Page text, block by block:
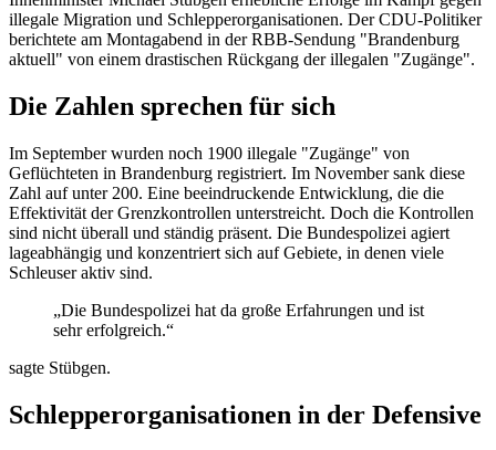
illegale Migration und Schlepperorganisationen. Der CDU-Politiker
berichtete am Montagabend in der RBB-Sendung "Brandenburg
aktuell" von einem drastischen Rückgang der illegalen "Zugänge".
Die Zahlen sprechen für sich
Im September wurden noch 1900 illegale "Zugänge" von
Geflüchteten in Brandenburg registriert. Im November sank diese
Zahl auf unter 200. Eine beeindruckende Entwicklung, die die
Effektivität der Grenzkontrollen unterstreicht. Doch die Kontrollen
sind nicht überall und ständig präsent. Die Bundespolizei agiert
lageabhängig und konzentriert sich auf Gebiete, in denen viele
Schleuser aktiv sind.
„Die Bundespolizei hat da große Erfahrungen und ist
sehr erfolgreich.“
sagte Stübgen.
Schlepperorganisationen in der Defensive